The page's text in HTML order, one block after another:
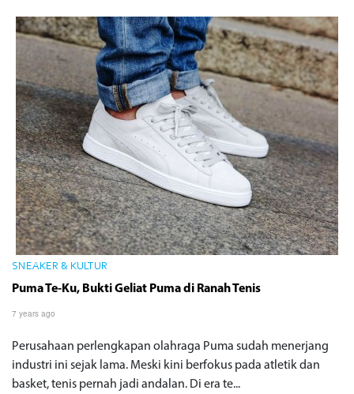
SNEAKER & KULTUR
Puma Te-Ku, Bukti Geliat Puma di Ranah Tenis
7 years ago
Perusahaan perlengkapan olahraga Puma sudah menerjang
industri ini sejak lama. Meski kini berfokus pada atletik dan
basket, tenis pernah jadi andalan. Di era te...